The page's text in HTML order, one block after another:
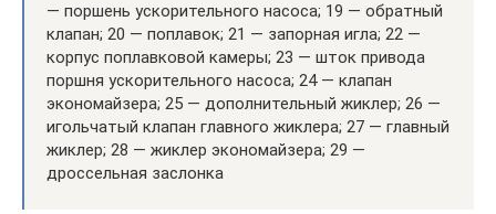
— поршень ускорительного насоса; 19 — обратный
клапан; 20 — поплавок; 21 — запорная игла; 22 —
корпус поплавковой камеры; 23 — шток привода
поршня ускорительного насоса; 24 — клапан
экономайзера; 25 — дополнительный жиклер; 26 —
игольчатый клапан главного жиклера; 27 — главный
жиклер; 28 — жиклер экономайзера; 29 —
дроссельная заслонка